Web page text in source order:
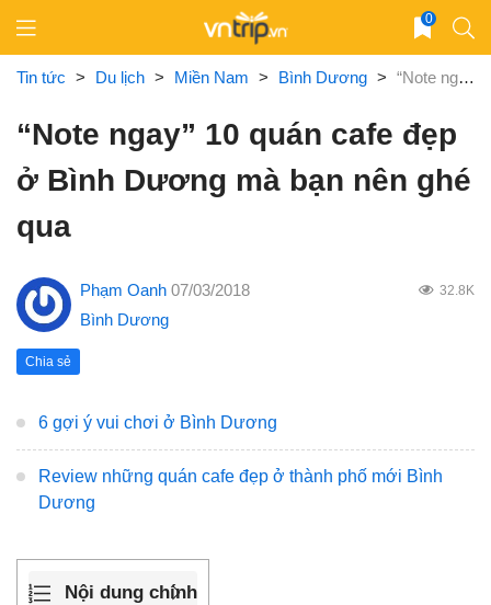
content
0
Tin tức > Du lịch > Miền Nam > Bình Dương > “Note ngay” 10 quán cafe đẹp ở Bình Dương mà bạn nên ghé qua
“Note ngay” 10 quán cafe đẹp
ở Bình Dương mà bạn nên ghé
qua
Phạm Oanh 07/03/2018 32.8K
Bình Dương
Chia sẻ
6 gợi ý vui chơi ở Bình Dương
Review những quán cafe đẹp ở thành phố mới Bình
Dương
Nội dung chính